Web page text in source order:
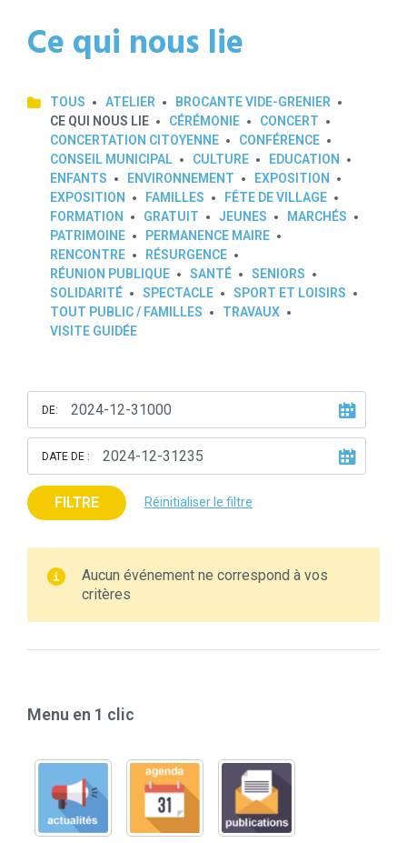
Ce qui nous lie
TOUS ATELIER
BROCANTE VIDE-GRENIER
CE QUI NOUS LIE
CÉRÉMONIE
CONCERT
CONCERTATION CITOYENNE
CONFÉRENCE
CONSEIL MUNICIPAL
CULTURE
EDUCATION
ENFANTS
ENVIRONNEMENT
EXPOSITION
EXPOSITION
FAMILLES
FÊTE DE VILLAGE
FORMATION
GRATUIT JEUNES
MARCHÉS
PATRIMOINE
PERMANENCE MAIRE
RENCONTRE
RÉSURGENCE
RÉUNION PUBLIQUE
SANTÉ
SENIORS
SOLIDARITÉ
SPECTACLE
SPORT ET LOISIRS
TOUT PUBLIC / FAMILLES
TRAVAUX
VISITE GUIDÉE
DE:
DATE DE :
FILTRE Réinitialiser le filtre
Aucun événement ne correspond à vos
critères
Menu en 1 clic